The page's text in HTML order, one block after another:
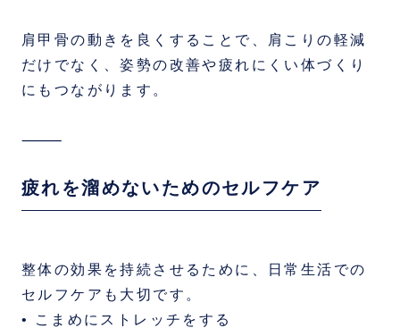
肩甲骨の動きを良くすることで、肩こりの軽減
だけでなく、姿勢の改善や疲れにくい体づくり
にもつながります。
⸻
疲れを溜めないためのセルフケア
整体の効果を持続させるために、日常生活での
セルフケアも大切です。
• こまめにストレッチをする